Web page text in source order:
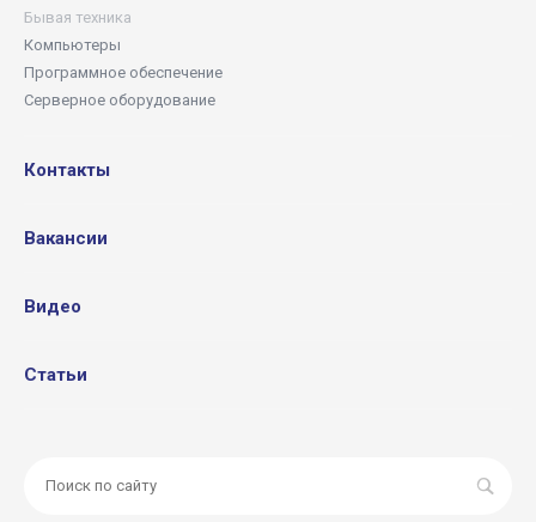
Бывая техника
Компьютеры
Программное обеспечение
Серверное оборудование
Контакты
Вакансии
Видео
Статьи